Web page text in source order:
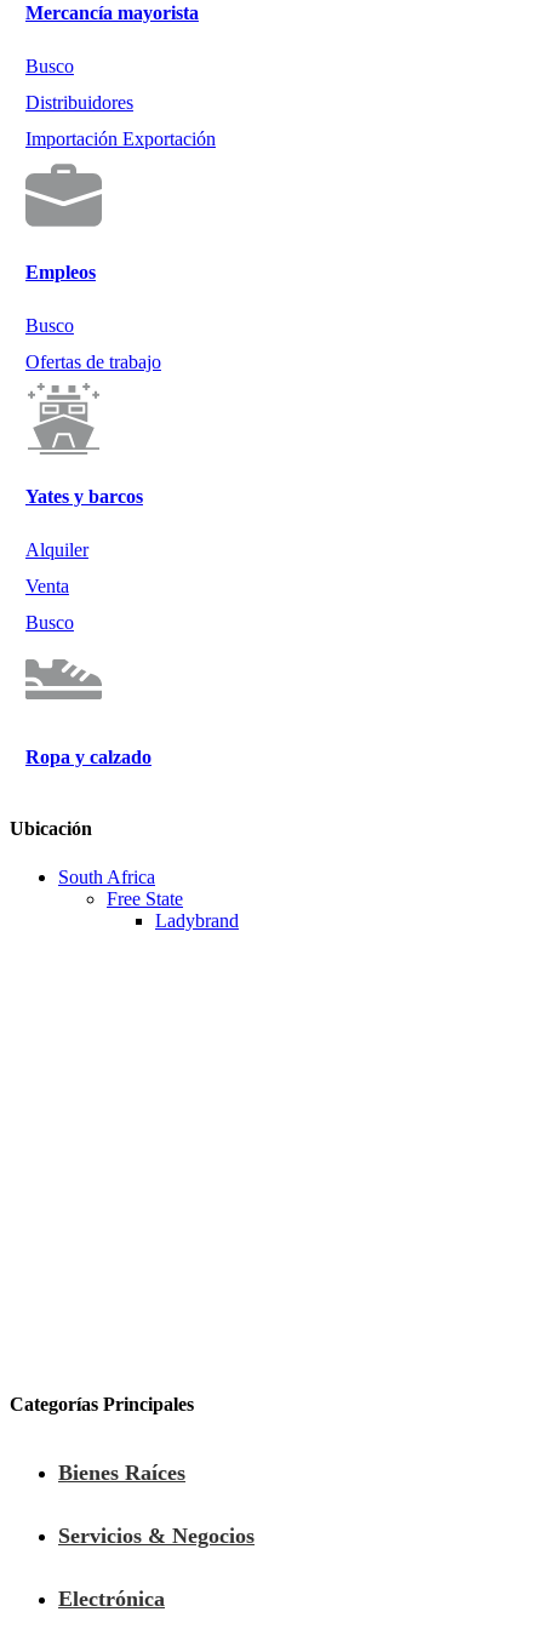
Mercancía mayorista
Busco
Distribuidores
Importación Exportación
Empleos
Busco
Ofertas de trabajo
Yates y barcos
Alquiler
Venta
Busco
Ropa y calzado
Ubicación
South Africa
Free State
Ladybrand
Categorías Principales
Bienes Raíces
Servicios & Negocios
Electrónica